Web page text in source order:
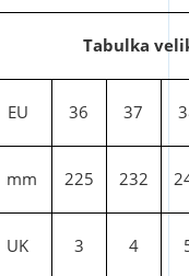
Tabulka
EU 36 37
mm 225 232
UK 3 4